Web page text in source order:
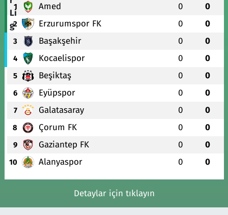
1 Amed 0 0
2 Erzurumspor FK 0 0
3 Başakşehir 0 0
4 Kocaelispor 0 0
5 Beşiktaş 0 0
6 Eyüpspor 0 0
7 Galatasaray 0 0
8 Çorum FK 0 0
9 Gaziantep FK 0 0
10 Alanyaspor 0 0
Detaylar için tıklayın